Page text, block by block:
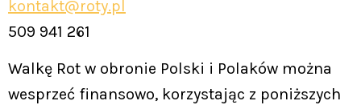
kontakt@roty.pl
509 941 261
Walkę Rot w obronie Polski i Polaków można
wesprzeć finansowo, korzystając z poniższych